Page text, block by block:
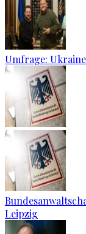
Umfrage:
Leipzig